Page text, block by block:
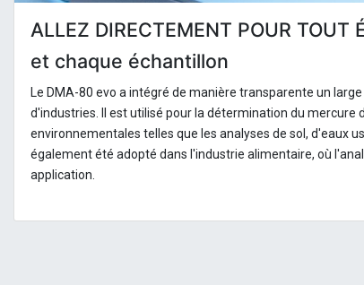
ALLEZ DIRECTEMENT POUR TOUT
et chaque échantillon
Le DMA-80 evo a intégré de manière transparente un
d'industries. Il est utilisé pour la détermination du mercure
environnementales telles que les analyses de sol, d'eaux
également été adopté dans l'industrie alimentaire, où
application.